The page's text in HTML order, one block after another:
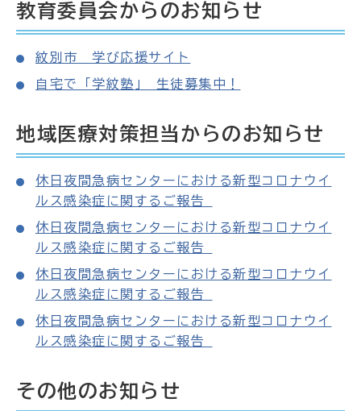
教育委員会からのお知らせ
紋別市 学び応援サイト
自宅で「学紋塾」 生徒募集中！
地域医療対策担当からのお知らせ
休日夜間急病センターにおける新型コロナウイ
ルス感染症に関するご報告
休日夜間急病センターにおける新型コロナウイ
ルス感染症に関するご報告
休日夜間急病センターにおける新型コロナウイ
ルス感染症に関するご報告
休日夜間急病センターにおける新型コロナウイ
ルス感染症に関するご報告
その他のお知らせ